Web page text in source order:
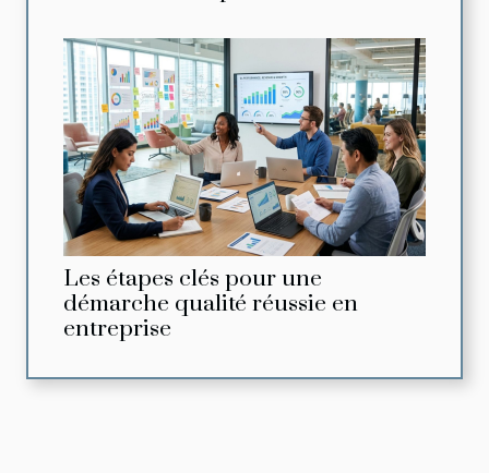
Les étapes clés pour une
démarche qualité réussie en
entreprise